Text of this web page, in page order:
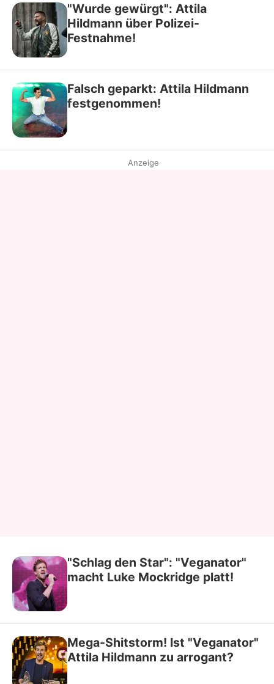
"Wurde gewürgt": Attila
Hildmann über Polizei-
Festnahme!
Falsch geparkt: Attila Hildmann
festgenommen!
Anzeige
"Schlag den Star": "Veganator"
macht Luke Mockridge platt!
Mega-Shitstorm! Ist "Veganator"
Attila Hildmann zu arrogant?